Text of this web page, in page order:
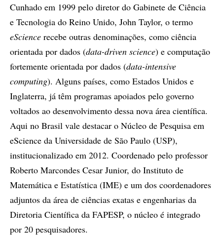
Cunhado em 1999 pelo diretor do Gabinete de Ciência
e Tecnologia do Reino Unido, John Taylor, o termo
eScience recebe outras denominações, como ciência
orientada por dados (data-driven science) e computação
fortemente orientada por dados (data-intensive
computing). Alguns países, como Estados Unidos e
Inglaterra, já têm programas apoiados pelo governo
voltados ao desenvolvimento dessa nova área científica.
Aqui no Brasil vale destacar o Núcleo de Pesquisa em
eScience da Universidade de São Paulo (USP),
institucionalizado em 2012. Coordenado pelo professor
Roberto Marcondes Cesar Junior, do Instituto de
Matemática e Estatística (IME) e um dos coordenadores
adjuntos da área de ciências exatas e engenharias da
Diretoria Científica da FAPESP, o núcleo é integrado
por 20 pesquisadores.